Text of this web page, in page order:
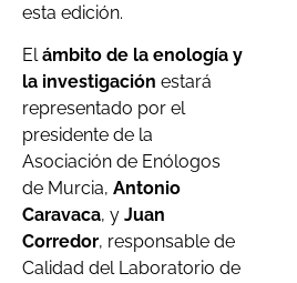
esta edición.
Elámbito de la enología y
la investigación estará
representado por el
presidente de la
Asociación de Enólogos
de Murcia, Antonio
Caravaca, y Juan
Corredor, responsable de
Calidad del Laboratorio de